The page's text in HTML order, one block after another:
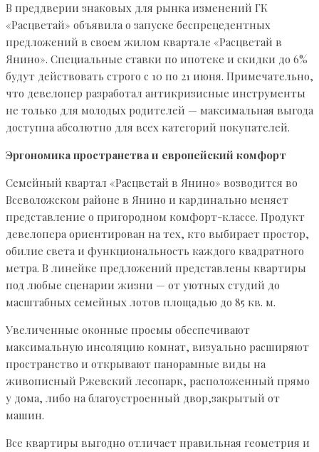
В преддверии знаковых для рынка изменений ГК
«Расцветай» объявила о запуске беспрецедентных
предложений в своем жилом квартале «Расцветай в
Янино». Специальные ставки по ипотеке и скидки до 6%
будут действовать строго с 10 по 21 июня. Примечательно,
что девелопер разработал антикризисные инструменты
не только для молодых родителей — максимальная выгода
доступна абсолютно для всех категорий покупателей.
Эргономика пространства и европейский комфорт
Семейный квартал «Расцветай в Янино» возводится во
Всеволожском районе в Янино и кардинально меняет
представление о пригородном комфорт-классе. Продукт
девелопера ориентирован на тех, кто выбирает простор,
обилие света и функциональность каждого квадратного
метра. В линейке предложений представлены квартиры
под любые сценарии жизни — от уютных студий до
масштабных семейных лотов площадью до 85 кв. м.
Увеличенные оконные проемы обеспечивают
максимальную инсоляцию комнат, визуально расширяют
пространство и открывают панорамные виды на
живописный Ржевский лесопарк, расположенный прямо
у дома, либо на благоустроенный двор,закрытый от
машин.
Все квартиры выгодно отличает правильная геометрия и